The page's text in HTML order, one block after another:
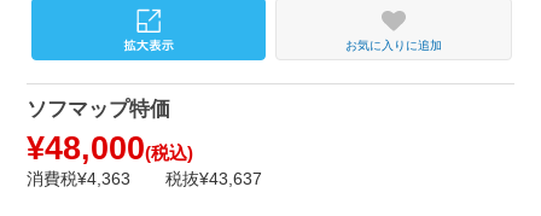
お気に入りに追加
ソフマップ特価
¥48,000(税込)
消費税¥4,363 税抜¥43,637